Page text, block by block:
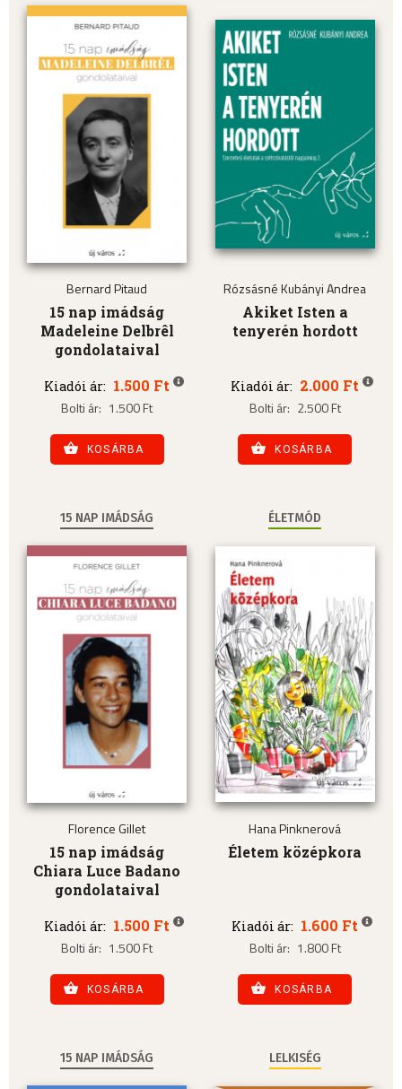
Bernard Pitaud
15 nap imádság
Madeleine Delbrêl
gondolataival
Kiadói ár: 1.500 Ft
Bolti ár: 1.500 Ft
KOSÁRBA
Rózsásné Kubányi Andrea
Akiket Isten a
tenyerén hordott
Kiadói ár: 2.000 Ft
Bolti ár: 2.500 Ft
KOSÁRBA
15 NAP IMÁDSÁG
Florence Gillet
15 nap imádság
Chiara Luce Badano
gondolataival
Kiadói ár: 1.500 Ft
Bolti ár: 1.500 Ft
KOSÁRBA
ÉLETMÓD
Hana Pinknerová
Életem középkora
Kiadói ár: 1.600 Ft
Bolti ár: 1.800 Ft
KOSÁRBA
15 NAP IMÁDSÁG LELKISÉG